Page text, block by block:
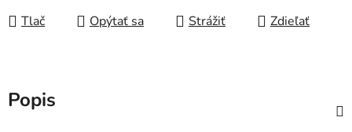
Tlač Opýtať sa Strážiť Zdieľať
Popis